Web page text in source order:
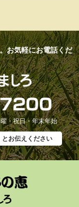
お気軽にお電話くだ
・祝日・年末年始
お伝えください